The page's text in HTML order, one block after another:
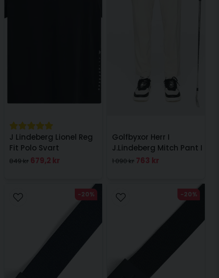
J Lindeberg Lionel Reg
Fit Polo Svart
849 kr 679,2 kr
Golfbyxor Herr I
J.Lindeberg Mitch Pant I
Moonbeam
1 090 kr 763 kr
-20% -20%